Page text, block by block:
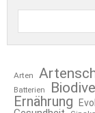
Arten
Batterien
Ernährung